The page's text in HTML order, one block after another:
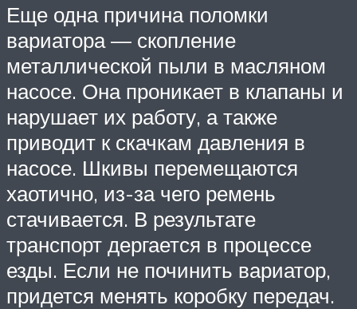
Еще одна причина поломки
вариатора — скопление
металлической пыли в масляном
насосе. Она проникает в клапаны и
нарушает их работу, а также
приводит к скачкам давления в
насосе. Шкивы перемещаются
хаотично, из-за чего ремень
стачивается. В результате
транспорт дергается в процессе
езды. Если не починить вариатор,
придется менять коробку передач.